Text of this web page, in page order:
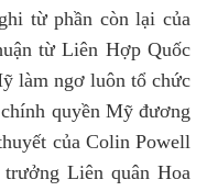
từ phần còn lại của
từ Liên Hợp Quốc
làm ngơ luôn tổ chức
quyền Mỹ đương
của Colin Powell
Liên quân Hoa